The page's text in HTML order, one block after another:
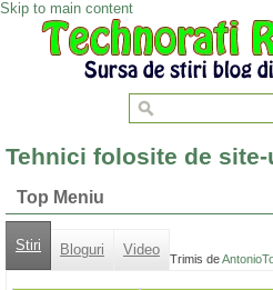
Skip to main content
Tehnici folosite de
Top Meniu
Stiri Bloguri Video
Trimis de